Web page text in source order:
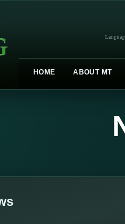
HOME ABOUT MT